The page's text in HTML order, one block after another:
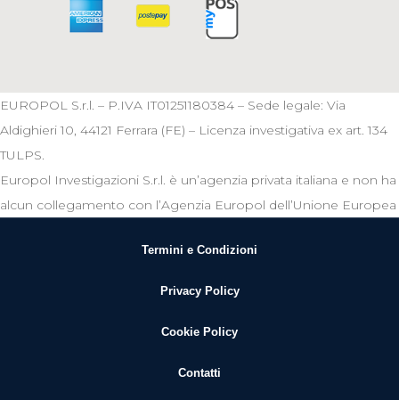
EUROPOL S.r.l. – P.IVA IT01251180384 – Sede legale: Via
Aldighieri 10, 44121 Ferrara (FE) – Licenza investigativa ex art. 134
TULPS.
Europol Investigazioni S.r.l. è un’agenzia privata italiana e non ha
alcun collegamento con l’Agenzia Europol dell’Unione Europea
Termini e Condizioni
Privacy Policy
Cookie Policy
Contatti